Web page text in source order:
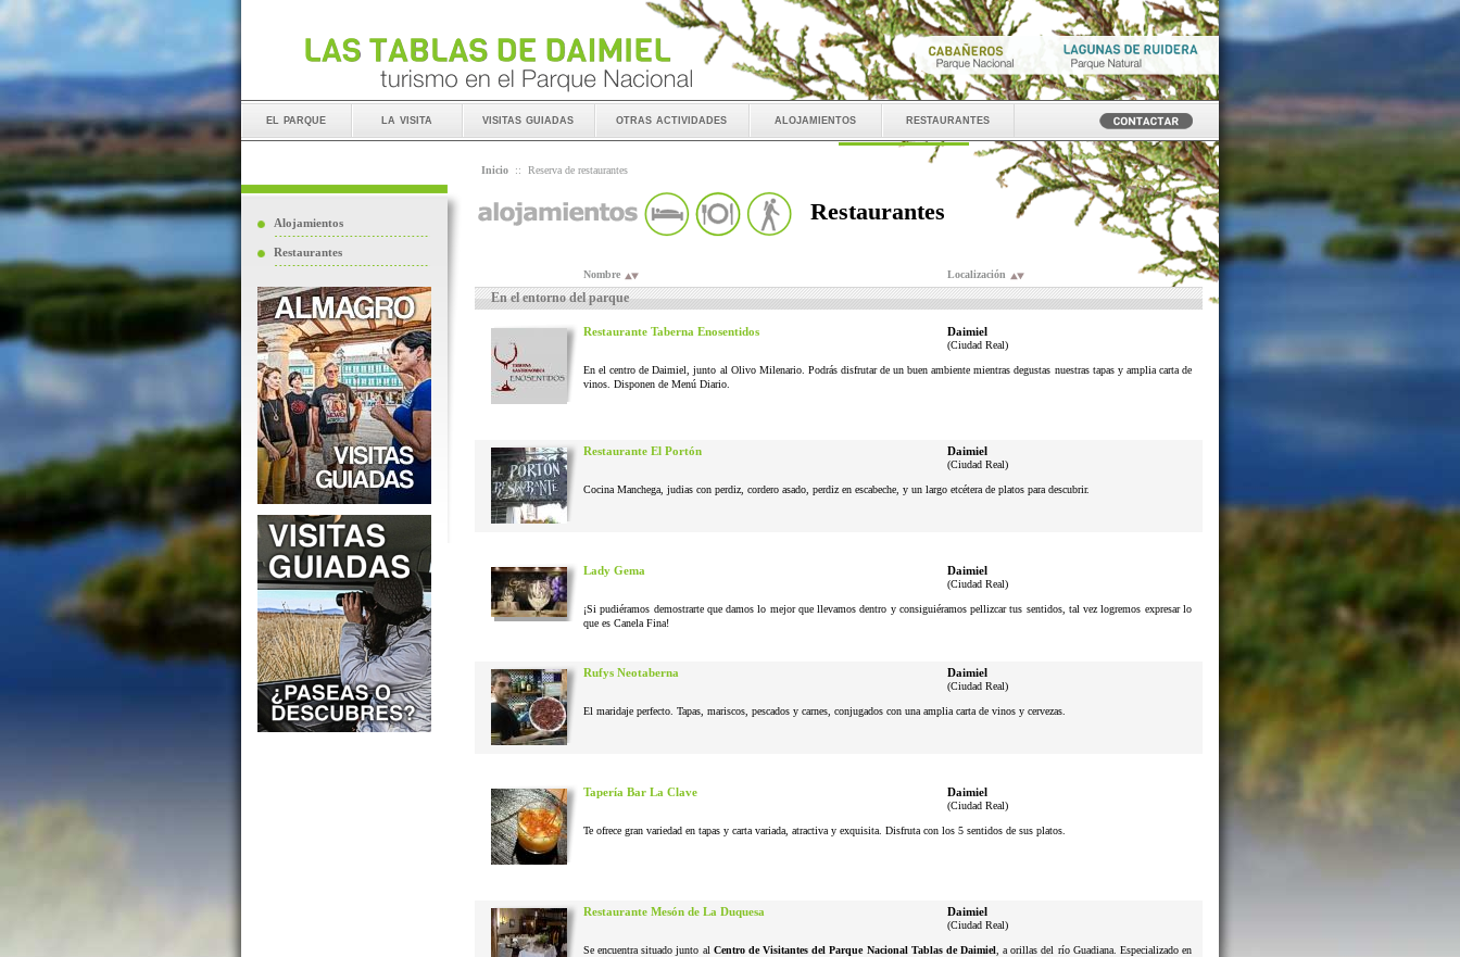
el parque la visita visitas guiadas otras actividades alojamientos restaurantes
Alojamientos
Restaurantes
Inicio :: Reserva de restaurantes
Restaurantes
Nombre Localización
En el entorno del parque
Restaurante Taberna Enosentidos Daimiel
(Ciudad Real)
En el centro de Daimiel, junto al Olivo Milenario. Podrás disfrutar de un buen ambiente mientras degustas nuestras tapas y amplia carta de
vinos. Disponen de Menú Diario.
Restaurante El Portón Daimiel
(Ciudad Real)
Cocina Manchega, judias con perdiz, cordero asado, perdiz en escabeche, y un largo etcétera de platos para descubrir.
Lady Gema Daimiel
(Ciudad Real)
¡Si pudiéramos demostrarte que damos lo mejor que llevamos dentro y consiguiéramos pellizcar tus sentidos, tal vez logremos expresar lo
que es Canela Fina!
Rufys Neotaberna Daimiel
(Ciudad Real)
El maridaje perfecto. Tapas, mariscos, pescados y carnes, conjugados con una amplia carta de vinos y cervezas.
Tapería Bar La Clave Daimiel
(Ciudad Real)
Te ofrece gran variedad en tapas y carta variada, atractiva y exquisita. Disfruta con los 5 sentidos de sus platos.
Restaurante Mesón de La Duquesa Daimiel
(Ciudad Real)
Se encuentra situado junto al Centro de Visitantes del Parque Nacional Tablas de Daimiel, a orillas del río Guadiana. Especializado en